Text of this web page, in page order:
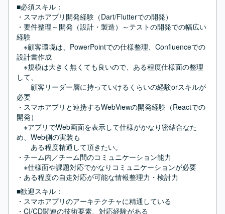
■必須スキル：
・スマホアプリ開発経験（Dart/Flutterでの開発）
・要件整理～開発（設計・製造）～テストの開発での幅広い
経験
※顧客環境は、PowerPointでの仕様整理、Confluenceでの
設計書作成
※規模は大きく無くても良いので、ある程度仕様面の整理
して、
顧客リーダー層に持っていけるくらいの経験orスキルが
必要
・スマホアプリと連携するWebViewの開発経験（Reactでの
開発）
※アプリでWeb画面を表示して仕様がかなり密結合なた
め、Web側の実装も
ある程度精通して頂きたい。
・チーム内／チーム間のコミュニケーション能力
※仕様面や課題対応でかなりコミュニケーションが必要
・ある程度の自走対応が可能な情報整理力・検討力
■歓迎スキル：
・スマホアプリのアーキテクチャに精通している
・CI/CD関連の技術要素、対応経験がある